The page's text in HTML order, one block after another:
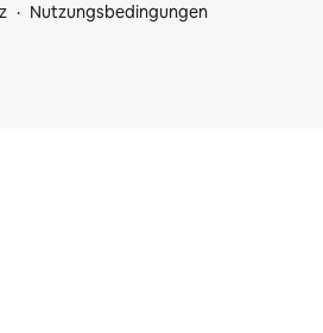
Nutzungsbedingungen